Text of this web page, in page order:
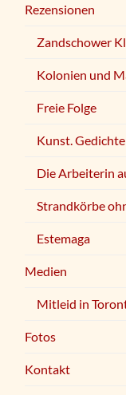
Rezensionen
Zandschower
Kolonien und
Freie Folge
Kunst.
Die Arbeiterin
Strandkörbe
Estemaga
Medien
Mitleid in
Fotos
Kontakt